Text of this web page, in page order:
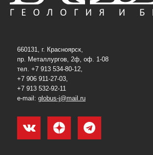
660131, г. Красноярск,
пр. Металлургов, 2ф, оф. 1-08
тел. +7 913 534-80-12,
+7 906 911-27-03,
+7 913 532-92-11
e-mail: globus-j@mail.ru